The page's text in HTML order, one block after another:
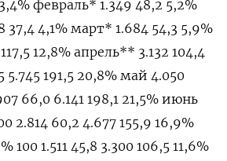
февраль* 1.349 48,2 5,2%
37,4 4,1% март* 1.684 54,3 5,9%
12,8% апрель** 3.132 104,4
5.745 191,5 20,8% май 4.050
66,0 6.141 198,1 21,5% июнь
2.814 60,2 4.677 155,9 16,9%
100 1.511 45,8 3.300 106,5 11,6%